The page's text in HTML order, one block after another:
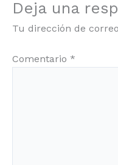
Deja una
Tu dirección de
Comentario *